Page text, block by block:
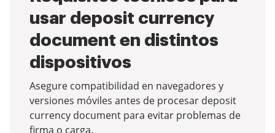
usar deposit currency
document en distintos
dispositivos
Asegure compatibilidad en navegadores y
versiones móviles antes de procesar deposit
currency document para evitar problemas de
firma o carga.